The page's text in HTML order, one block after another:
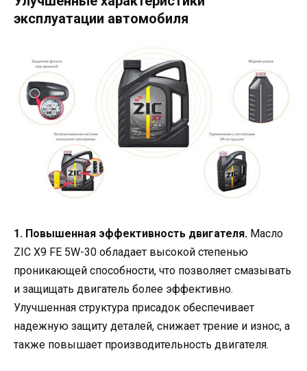
эксплуатации автомобиля
1. Повышенная эффективность двигателя. Масло
ZIC X9 FE 5W-30 обладает высокой степенью
проникающей способности, что позволяет смазывать
и защищать двигатель более эффективно.
Улучшенная структура присадок обеспечивает
надежную защиту деталей, снижает трение и износ, а
также повышает производительность двигателя.